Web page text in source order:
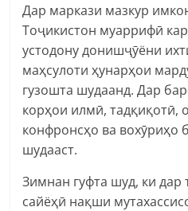
Дар маркази мазкур
Тоҷикистон муаррифӣ
устодону донишҷӯёни
маҳсулоти ҳунарҳои
гузошта шудаанд. Дар
корҳои илмӣ, тадқиқотӣ,
конфронсҳо ва вохӯриҳо
шудааст.
Зимнан гуфта шуд, ки дар
сайёҳӣ нақши